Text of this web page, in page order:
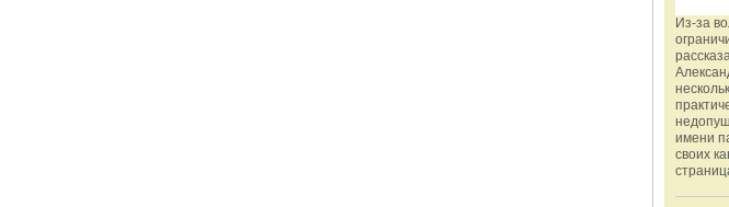
Из‑за
имени
своих